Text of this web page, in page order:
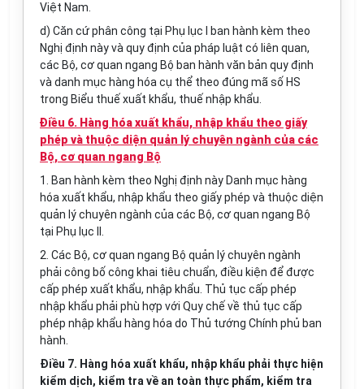
Việt Nam.
d) Căn cứ phân công tại Phụ lục I ban hành kèm theo
Nghị định này và quy định của pháp luật có liên quan,
các Bộ, cơ quan ngang Bộ ban hành văn bản quy định
và danh mục hàng hóa cụ thể theo đúng mã số HS
trong Biểu thuế xuất khẩu, thuế nhập khẩu.
Điều 6. Hàng hóa xuất khẩu, nhập khẩu theo giấy
phép và thuộc diện quản lý chuyên ngành của các
Bộ, cơ quan ngang Bộ
1. Ban hành kèm theo Nghị định này Danh mục hàng
hóa xuất khẩu, nhập khẩu theo giấy phép và thuộc diện
quản lý chuyên ngành của các Bộ, cơ quan ngang Bộ
tại Phụ lục II.
2. Các Bộ, cơ quan ngang Bộ quản lý chuyên ngành
phải công bố công khai tiêu chuẩn, điều kiện để được
cấp phép xuất khẩu, nhập khẩu. Thủ tục cấp phép
nhập khẩu phải phù hợp với Quy chế về thủ tục cấp
phép nhập khẩu hàng hóa do Thủ tướng Chính phủ ban
hành.
Điều 7. Hàng hóa xuất khẩu, nhập khẩu phải thực hiện
kiểm dịch, kiểm tra về an toàn thực phẩm, kiểm tra